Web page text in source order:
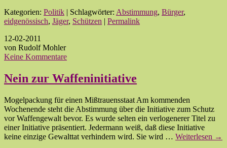
Kategorien: Politik | Schlagwörter: Abstimmung, Bürger,
eidgenössisch, Jäger, Schützen
Permalink
12-02-2011
von Rudolf Mohler
Keine Kommentare
Nein zur Waffeninitiative
Mogelpackung für einen Mißtrauensstaat Am kommenden
Wochenende steht die Abstimmung über die Initiative zum Schutz
vor Waffengewalt bevor. Es wurde selten ein verlogenerer Titel zu
einer Initiative präsentiert. Jedermann weiß, daß diese Initiative
keine einzige Gewalttat verhindern wird. Sie wird … Weiterlesen →